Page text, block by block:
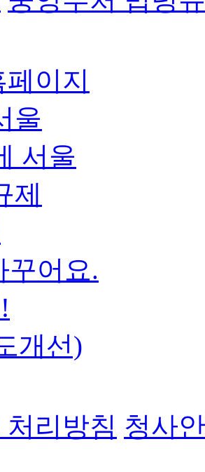
이지
울
서울
제
꾸어요.
개선)
리방침 청사